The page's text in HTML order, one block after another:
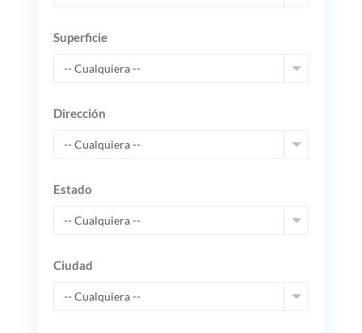
Superficie
-- Cualquiera --
Dirección
-- Cualquiera --
Estado
-- Cualquiera --
Ciudad
-- Cualquiera --